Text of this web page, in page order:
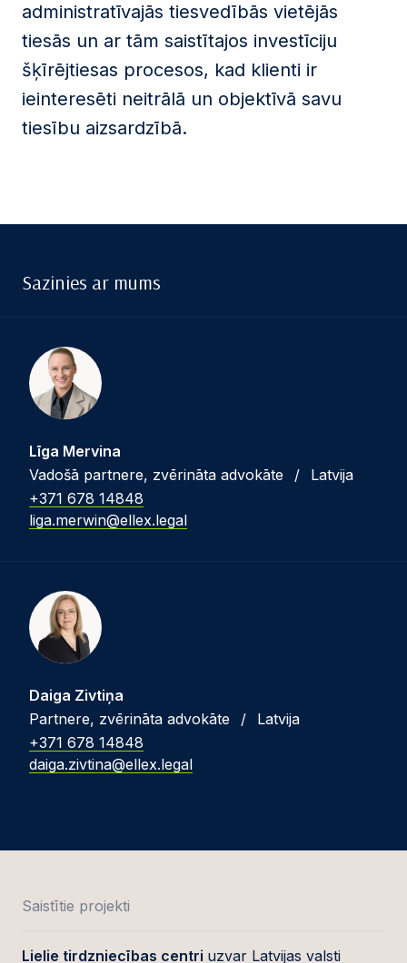
administratīvajās tiesvedībās vietējās
tiesās un ar tām saistītajos investīciju
šķīrējtiesas procesos, kad klienti ir
ieinteresēti neitrālā un objektīvā savu
tiesību aizsardzībā.
Sazinies ar mums
Līga Mervina
Vadošā partnere, zvērināta advokāte
/
Latvija
+371 678 14848
liga.merwin@ellex.legal
Daiga Zivtiņa
Partnere, zvērināta advokāte
/
Latvija
+371 678 14848
daiga.zivtina@ellex.legal
Saistītie projekti
Lielie tirdzniecības centri uzvar Latvijas valsti